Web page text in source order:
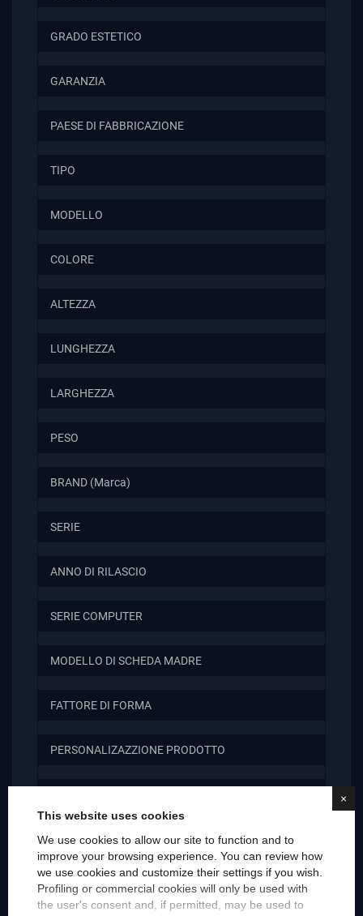
×
This website uses cookies
We use cookies to allow our site to function and to
improve your browsing experience. You can review how
we use cookies and customize their settings if you wish.
Profiling or commercial cookies will only be used with
the user's consent and, if permitted, may be used to
GRADO ESTETICO
GARANZIA
PAESE DI FABBRICAZIONE
TIPO
MODELLO
COLORE
ALTEZZA
LUNGHEZZA
LARGHEZZA
PESO
BRAND (Marca)
SERIE
ANNO DI RILASCIO
SERIE COMPUTER
MODELLO DI SCHEDA MADRE
FATTORE DI FORMA
PERSONALIZAZZIONE PRODOTTO
SISTEMA OPERATIVO
SISTEMA OPERATIVO (EBAY)